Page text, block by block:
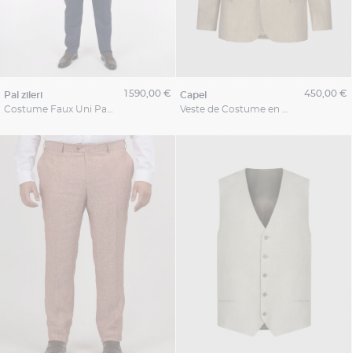
pal zileri
Costume Faux Uni Pal Zileri Grande Taille
1 590,00 €
capel
Veste de Costume en Lin pour Homme Grand Beige
450,00 €